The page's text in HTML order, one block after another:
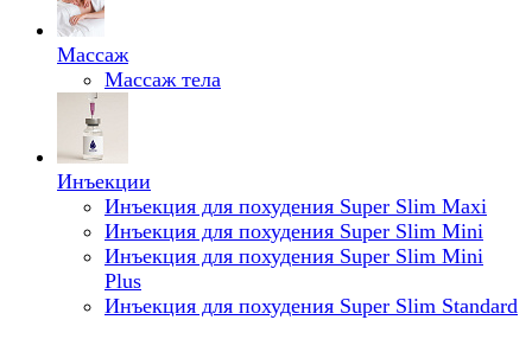
Массаж
Массаж тела
Инъекции
Инъекция для похудения Super Slim Maxi
Инъекция для похудения Super Slim Mini
Инъекция для похудения Super Slim Mini
Plus
Инъекция для похудения Super Slim Standard